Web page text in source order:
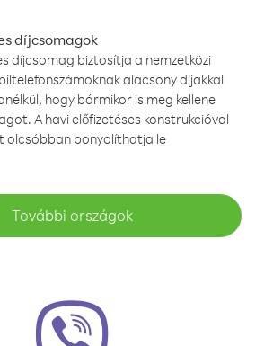
díjcsomagok
díjcsomag biztosítja a nemzetközi
alacsony díjakkal
hogy bármikor is meg kellene
A havi előfizetéses konstrukcióval
olcsóbban bonyolíthatja le
További országok